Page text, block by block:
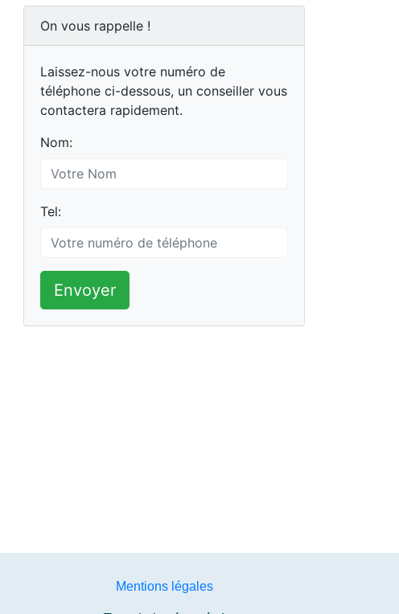
On vous rappelle !
Laissez-nous votre numéro de
téléphone ci-dessous, un conseiller vous
contactera rapidement.
Nom:
Tel:
Envoyer
Mentions légales